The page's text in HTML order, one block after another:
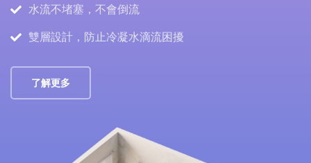
水流不堵塞，不會倒流
雙層設計，防止冷凝水滴流困擾
了解更多